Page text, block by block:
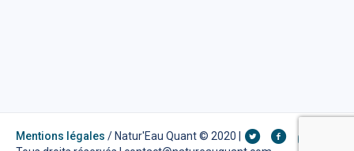
Mentions légales / Natur'Eau Quant © 2020 |